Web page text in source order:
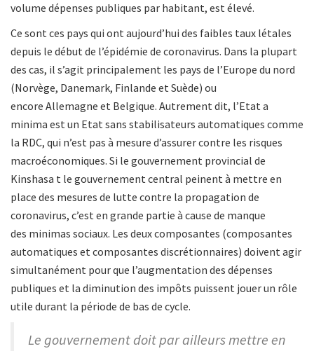
volume dépenses publiques par habitant, est élevé.
Ce sont ces pays qui ont aujourd’hui des faibles taux létales
depuis le début de l’épidémie de coronavirus. Dans la plupart
des cas, il s’agit principalement les pays de l’Europe du nord
(Norvège, Danemark, Finlande et Suède) ou
encore Allemagne et Belgique. Autrement dit, l’Etat a
minima est un Etat sans stabilisateurs automatiques comme
la RDC, qui n’est pas à mesure d’assurer contre les risques
macroéconomiques. Si le gouvernement provincial de
Kinshasa t le gouvernement central peinent à mettre en
place des mesures de lutte contre la propagation de
coronavirus, c’est en grande partie à cause de manque
des minimas sociaux. Les deux composantes (composantes
automatiques et composantes discrétionnaires) doivent agir
simultanément pour que l’augmentation des dépenses
publiques et la diminution des impôts puissent jouer un rôle
utile durant la période de bas de cycle.
Le gouvernement doit par ailleurs mettre en